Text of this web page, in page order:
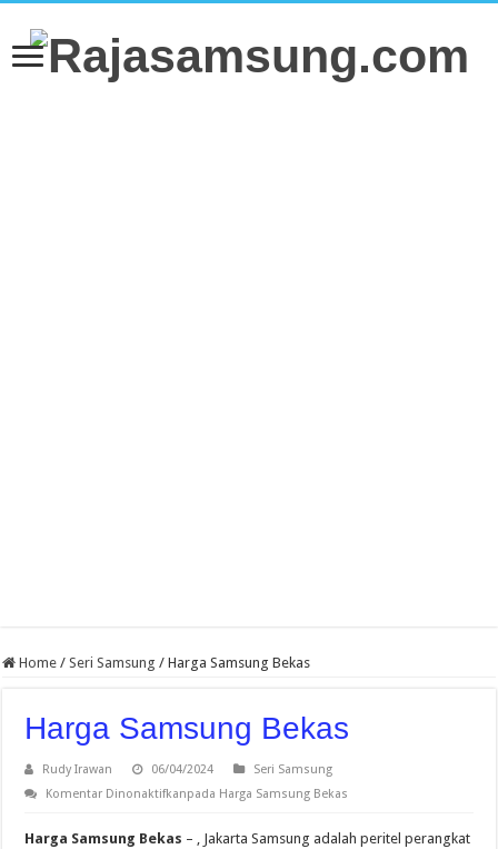
Home / Seri Samsung / Harga Samsung Bekas
Harga Samsung Bekas
Rudy Irawan 06/04/2024
Seri Samsung
Komentar Dinonaktifkanpada Harga Samsung Bekas
Harga Samsung Bekas – , Jakarta Samsung adalah peritel perangkat